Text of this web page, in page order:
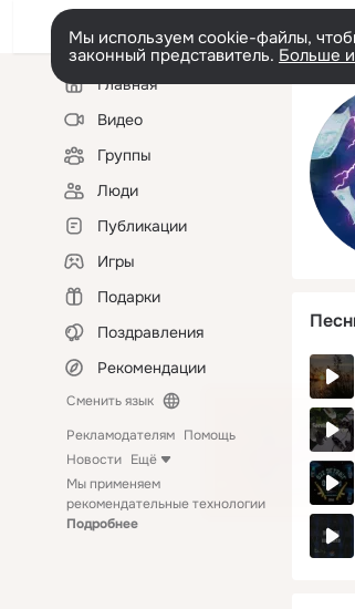
Мы используем cookie-файлы,
законный представитель. Больше
Левая
колонкаГлавная
Видео
Группы
Люди
Публикации
Игры
Подарки
Поздравления
Рекомендации
Сменить язык
Рекламодателям Помощь
Новости Ещё
Мы применяем
рекомендательные технологии
Подробнее